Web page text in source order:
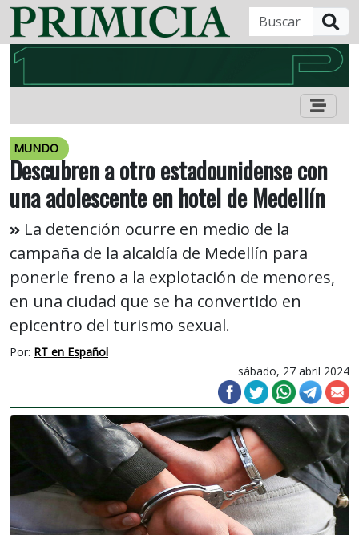
MUNDO
Descubren a otro estadounidense con
una adolescente en hotel de Medellín
La detención ocurre en medio de la
campaña de la alcaldía de Medellín para
ponerle freno a la explotación de menores,
en una ciudad que se ha convertido en
epicentro del turismo sexual.
Por: RT en Español
sábado, 27 abril 2024